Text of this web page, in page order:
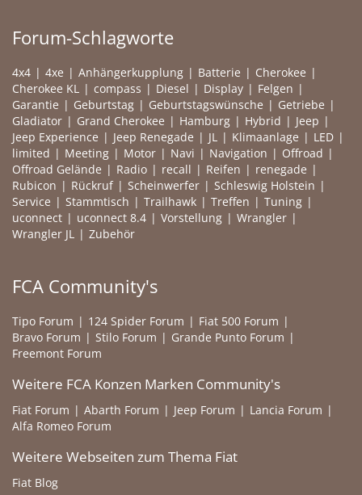
Forum-Schlagworte
4x4 4xe Anhängerkupplung Batterie
Cherokee
Cherokee KL
compass Diesel Display
Felgen
Garantie
Geburtstag Geburtstagswünsche
Getriebe
Gladiator
Grand Cherokee Hamburg Hybrid
Jeep
Jeep Experience
Jeep Renegade JL Klimaanlage
LED
limited
Meeting Motor Navi Navigation
Offroad
Offroad Gelände
Radio recall Reifen
renegade
Rubicon
Rückruf Scheinwerfer
Schleswig Holstein
Service
Stammtisch Trailhawk Treffen
Tuning
uconnect
uconnect 8.4 Vorstellung
Wrangler
Wrangler JL
Zubehör
FCA Community's
Tipo Forum 124 Spider Forum
Fiat 500 Forum
Bravo Forum
Stilo Forum
Grande Punto Forum
Freemont Forum
Weitere FCA Konzen Marken Community's
Fiat Forum Abarth Forum Jeep Forum
Lancia Forum
Alfa Romeo Forum
Weitere Webseiten zum Thema Fiat
Fiat Blog